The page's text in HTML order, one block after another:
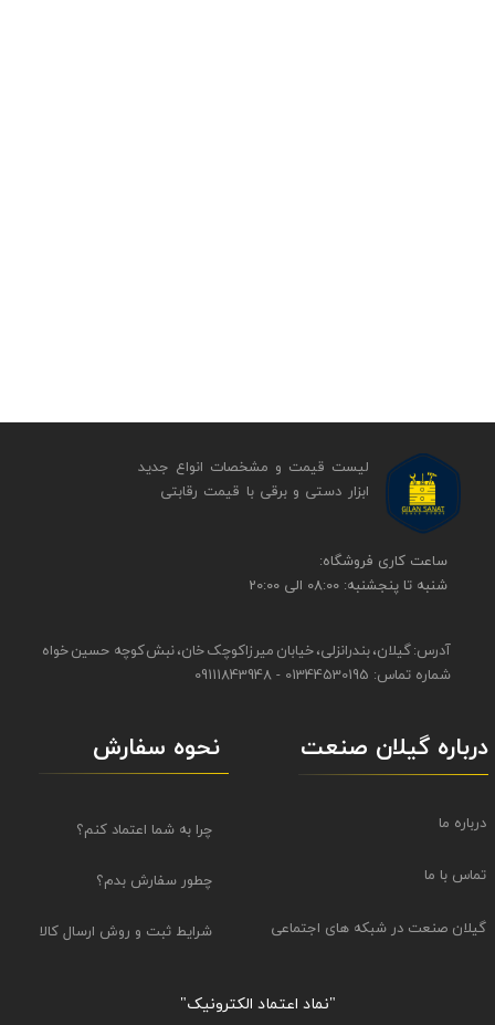
​​ساعت کاری فروشگاه:
شنبه تا پنجشنبه: 08:00 الی 20:00
آدرس: گیلان، بندرانزلی، خیابان میرزاکوچک خان، نبش کوچه حسین خواه
شماره تماس: 01344530195 - 09111843948
لیست قیمت و مشخصات انواع جدید
ابزار دستی و برقی ​​​​​​​با قیمت رقابتی
نحوه سفارش
چرا به شما اعتماد کنم؟
چطور سفارش بدم؟
شرایط ثبت و روش ارسال کالا
"نماد اعتماد الکترونیک​​​​​​​"
درباره گیلان صنعت
درباره ما
تماس با ما
گیلان صنعت در شبکه های اجتماعی